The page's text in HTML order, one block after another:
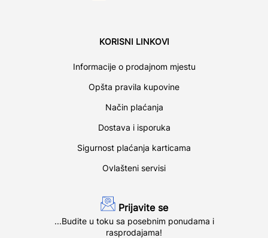
KORISNI LINKOVI
Informacije o prodajnom mjestu
Opšta pravila kupovine
Način plaćanja
Dostava i isporuka
Sigurnost plaćanja karticama
Ovlašteni servisi
Prijavite se
...Budite u toku sa posebnim ponudama i
rasprodajama!